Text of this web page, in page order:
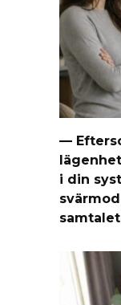
—
i din